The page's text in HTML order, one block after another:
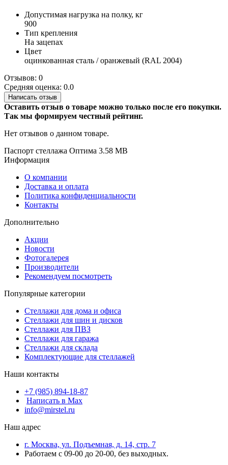
Допустимая нагрузка на полку, кг
900
Тип крепления
На зацепах
Цвет
оцинкованная сталь / оранжевый (RAL 2004)
Отзывов: 0
Средняя оценка: 0.0
Написать отзыв
Оставить отзыв о товаре можно только после его покупки.
Так мы формируем честный рейтинг.
Нет отзывов о данном товаре.
Паспорт стеллажа Оптима 3.58 MB
Информация
О компании
Доставка и оплата
Политика конфиденциальности
Контакты
Дополнительно
Акции
Новости
Фотогалерея
Производители
Рекомендуем посмотреть
Популярные категории
Стеллажи для дома и офиса
Стеллажи для шин и дисков
Стеллажи для ПВЗ
Стеллажи для гаража
Стеллажи для склада
Комплектующие для стеллажей
Наши контакты
+7 (985) 894-18-87
Написать в Max
info@mirstel.ru
Наш адрес
г. Москва, ул. Подъемная, д. 14, стр. 7
Работаем с 09-00 до 20-00, без выходных.